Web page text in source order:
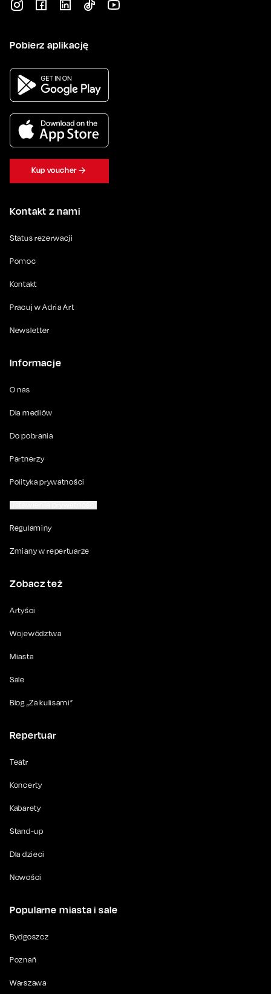
Kontakt z nami
Status rezerwacji
Pomoc
Kontakt
Pracuj w Adria Art
Newsletter
Informacje
O nas
Dla mediów
Do pobrania
Partnerzy
Polityka prywatności
Regulaminy
Zmiany w repertuarze
Zobacz też
Artyści
Województwa
Miasta
Sale
Blog „Za kulisami”
Repertuar
Teatr
Koncerty
Kabarety
Stand-up
Dla dzieci
Nowości
Popularne miasta i sale
Bydgoszcz
Poznań
Warszawa
Pobierz aplikację
Kup voucher